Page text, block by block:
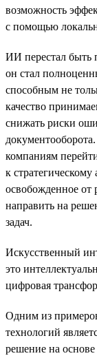
возможность
с помощью
ИИ перестал быть
он стал
способным не
качество
снижать риски
компаниям
к
освобожденное от
направить на
задач.
Искусственный
это
цифровая
Одним из
технологий
решение на